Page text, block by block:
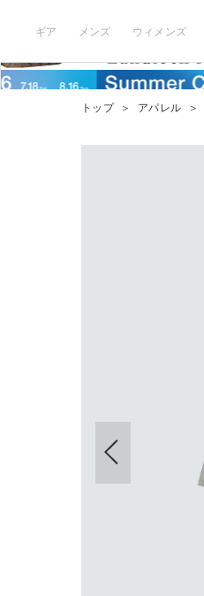
ギア メンズ ウィメンズ
トップ ＞ アパレル ＞